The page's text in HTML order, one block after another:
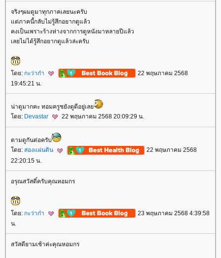
จริงๆผมดูมาทุกภาคเลยนะครับ
ต่ภาคนี้กลับไม่รู้สึกอยากดูแล้ว
คงเป็นเพราะร้างห่างจากการดูหนังมาหลายปีแล้ว
เลยไม่ได้รู้สึกอยากดูแล้วล่ะครับ
ดย: กะว่าก๋า
22 พฤษภาคม 2568
19:45:21 น.
น่าดูมากคะ ทอมครูชยังดูดีอยู่เล
ดย: Devastar 22 พฤษภาคม 2568 20:09:29 น.
ตามดูกันต่อครับ
ดย: สองแผ่นดิน
22 พฤษภาคม 2568
22:20:15 น.
อรุณสวัสดิ์ครับคุณหอมกร
ดย: กะว่าก๋า
23 พฤษภาคม 2568 4:39:58
น.
สวัสดียามเช้าค่ะคุณหอมกร